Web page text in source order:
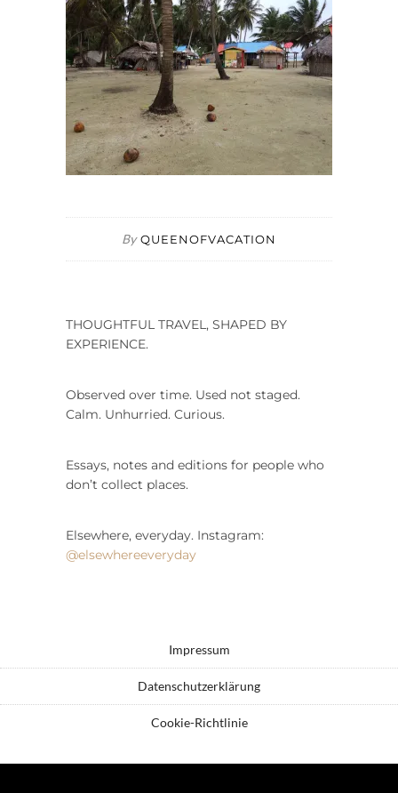
By QUEENOFVACATION
THOUGHTFUL TRAVEL, SHAPED BY
EXPERIENCE.
Observed over time. Used not staged.
Calm. Unhurried. Curious.
Essays, notes and editions for people who
don’t collect places.
Elsewhere, everyday. Instagram:
@elsewhereeveryday
Impressum
Datenschutzerklärung
Cookie-Richtlinie